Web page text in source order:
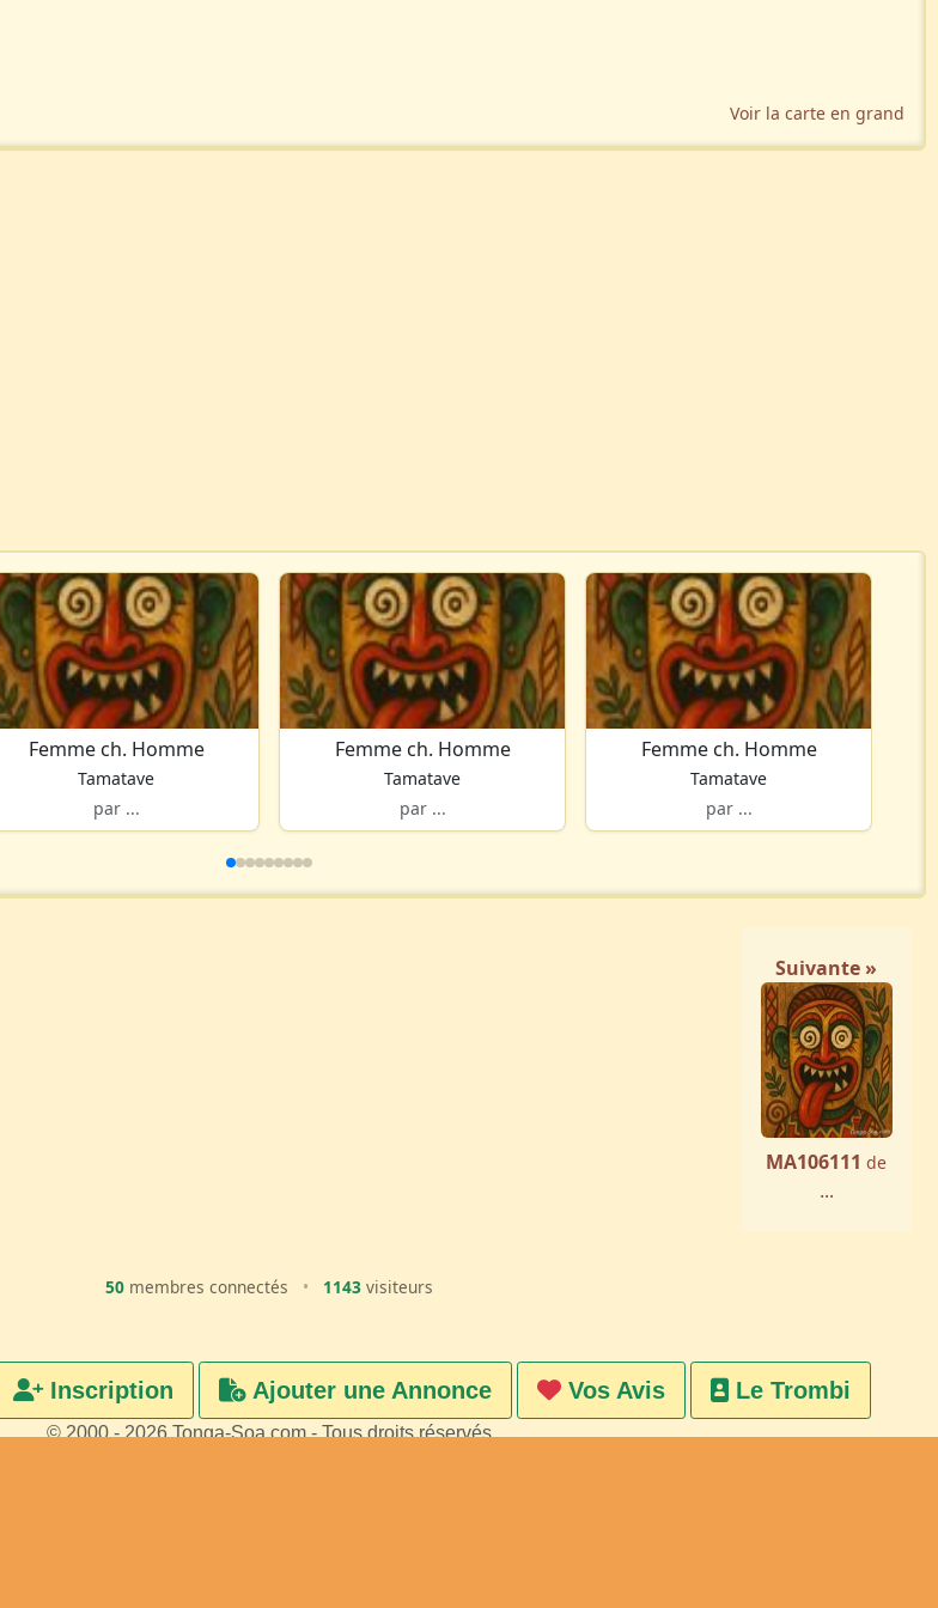
Voir la carte en grand
Femme ch. Homme
Tamatave
par ...
Femme ch. Homme
Tamatave
par ...
Femme ch. Homme
Tamatave
par ...
Suivante »
MA106111 de
...
50 membres connectés • 1143 visiteurs
Inscription Ajouter une Annonce Vos Avis Le Trombi
© 2000 - 2026 Tonga-Soa.com - Tous droits réservés